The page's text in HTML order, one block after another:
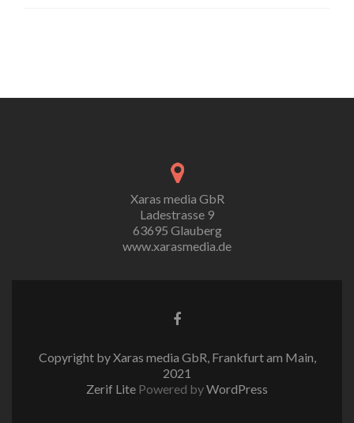
Xaras media GbR
Ladestrasse 9
63695 Glauberg
www.xarasmedia.de
Copyright by Xaras media GbR, Frankfurt am Main,
2021
Zerif Lite Powered byWordPress